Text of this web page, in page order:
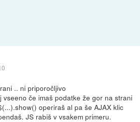
.. ni priporočljivo
vseeno če imaš podatke že gor na strani
operiraš al pa še AJAX klic
JS rabiš v vsakem primeru.